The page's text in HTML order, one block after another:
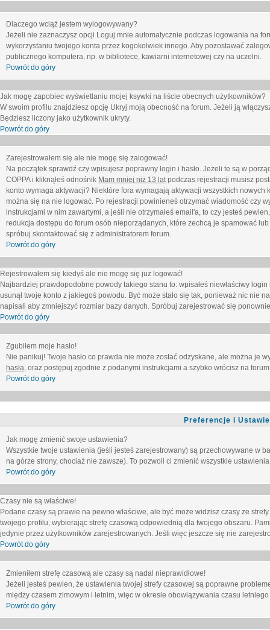
Dlaczego wciąż jestem wylogowywany?
Jeżeli nie zaznaczysz opcji Loguj mnie automatycznie podczas logowania na
wykorzystaniu twojego konta przez kogokolwiek innego. Aby pozostawać
publicznego komputera, np. w bibliotece, kawiarni internetowej czy na uczelni.
Powrót do góry
Jak mogę zapobiec wyświetlaniu mojej ksywki na liście obecnych użytkowników?
W swoim profilu znajdziesz opcję Ukryj moją obecność na forum. Jeżeli ją
Będziesz liczony jako użytkownik ukryty.
Powrót do góry
Zarejestrowałem się ale nie mogę się zalogować!
Na początek sprawdź czy wpisujesz poprawny login i hasło. Jeżeli te są w
COPPA i kliknąłeś odnośnik Mam mniej niż 13 latpodczas rejestracji musisz
konto wymaga aktywacji? Niektóre fora wymagają aktywacji wszystkich
można się na nie logować. Po rejestracji powinieneś otrzymać wiadomość czy
instrukcjami w nim zawartymi, a jeśli nie otrzymałeś email'a, to czy jesteś
redukcja dostępu do forum osób nieporządanych, które zechcą je spamować
spróbuj skontaktować się z administratorem forum.
Powrót do góry
Rejestrowałem się kiedyś ale nie mogę się już logować!
Najbardziej prawdopodobne powody takiego stanu to: wpisałeś niewłaściwy
usunął twoje konto z jakiegoś powodu. Być może stało się tak, ponieważ nic nie
napisali aby zmniejszyć rozmiar bazy danych. Spróbuj zarejestrować się
Powrót do góry
Zgubiłem moje hasło!
Nie panikuj! Twoje hasło co prawda nie może zostać odzyskane, ale można je
hasła, oraz postępuj zgodnie z podanymi instrukcjami a szybko wrócisz na forum
Powrót do góry
Preferencje i
Jak mogę zmienić swoje ustawienia?
Wszystkie twoje ustawienia (jeśli jesteś zarejestrowany) są przechowywane w
na górze strony, chociaż nie zawsze). To pozwoli ci zmienić wszystkie
Powrót do góry
Czasy nie są właściwe!
Podane czasy są prawie na pewno właściwe, ale być może widzisz czasy ze
twojego profilu, wybierając strefę czasową odpowiednią dla twojego obszaru.
jedynie przez użytkowników zarejestrowanych. Jeśli więc jeszcze się nie
Powrót do góry
Zmieniłem strefę czasową ale czasy są nadal nieprawidłowe!
Jeżeli jesteś pewien, że ustawienia twojej strefy czasowej są poprawne
między czasem zimowym i letnim, więc w okresie obowiązywania czasu
Powrót do góry